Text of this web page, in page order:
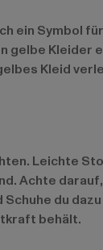
ein Symbol
Kleid
Leichte
Achte
du
behält.